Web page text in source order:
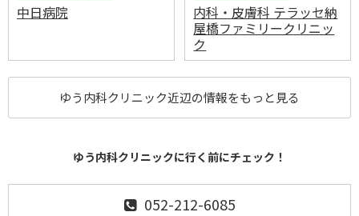
中日病院
内科・皮膚科 テラッセ納
屋橋ファミリークリニッ
ク
ゆう内科クリニック近辺の情報をもっと見る
ゆう内科クリニックに行く前にチェック！
052-212-6085